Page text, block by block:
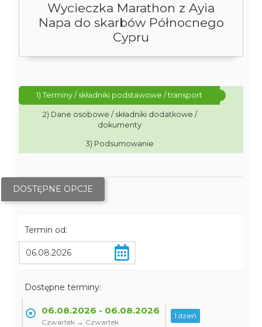
Wycieczka Marathon z Ayia
Napa do skarbów Północnego
Cypru
1) Terminy / składniki podstawowe / transport
2) Dane osobowe / składniki dodatkowe /
dokumenty
3) Podsumowanie
DOSTĘPNE OPCJE
Termin od:
Dostępne terminy:
06.08.2026 - 06.08.2026
Czwartek → Czwartek
1 dzień